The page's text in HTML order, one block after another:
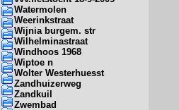
Watermolen
Weerinkstraat
Wijnia burgem. str
Wilhelminastraat
Windhoos 1968
Wiptoe n
Wolter Westerhuesst
Zandhuizerweg
Zandkuil
Zwembad